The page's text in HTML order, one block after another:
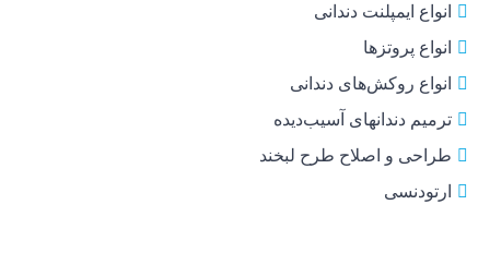
انواع ایمپلنت دندانی
انواع پروتزها
انواع روکش‌های دندانی
ترمیم دندانهای آسیب‌دیده
طراحی و اصلاح طرح لبخند
ارتودنسی